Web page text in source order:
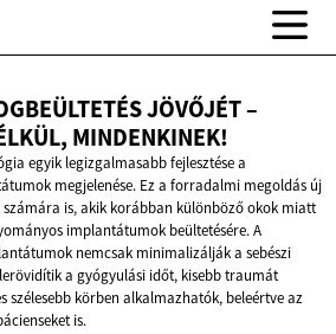
JÖVŐJÉT –
MINDENKINEK!
egyik legizgalmasabb fejlesztése a
megjelenése. Ez a forradalmi megoldás új
számára is, akik korábban különböző okok miatt
implantátumok beültetésére. A
nemcsak minimalizálják a sebészi
a gyógyulási időt, kisebb traumát
szélesebb körben alkalmazhatók, beleértve az
is.